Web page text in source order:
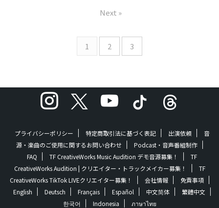
年のソウルからディスコまで。
らソウルバーでスウィートソウ
ルを聴きながらお酒を飲むの
が好きでした。僕が作るSPHF
ています。今回はそんなお酒に
合う、自分のルーツである
Sweet Soulを20曲選びまし
に是非お聞きください。
(Sensu Pl ...
Planet & The Howling Fish
the Music 大変な毎日を送って
いるあなたに。「色々あるけ
ど今日もお疲れ様」「小さな
幸せ、希望」という意味で幸
せの象徴 ...
1 2 3
Next »
プライバシーポリシー 特定商取引法に基づく表記 出演依頼
音
源・楽曲のご使用に関するお問い合わせ
Podcast・音声番組制作
FAQ
TF CreativeWorks Music Audition デモ音源募集！
TF
CreativeWorks Audition | クリエイター・トラックメイカー募集！
TF
CreativeWorks TikTok LIVEクリエイター募集！
会社情報
免責事項
English
Deutsch Français Español 中文简体
繁體中文
한국어
Indonesia ภาษาไทย